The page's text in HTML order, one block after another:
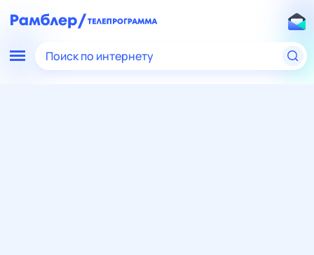
Поиск по интернету